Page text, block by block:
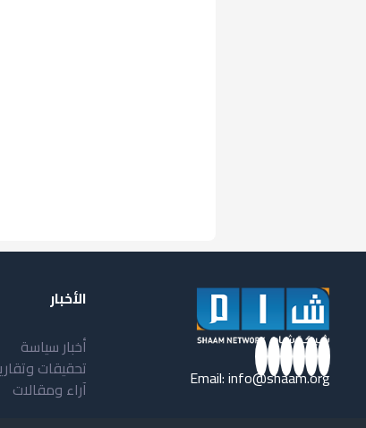
Email:info@shaam.org
الأخبار
أخبار سياسة
تحقيقات
آراء ومقالات